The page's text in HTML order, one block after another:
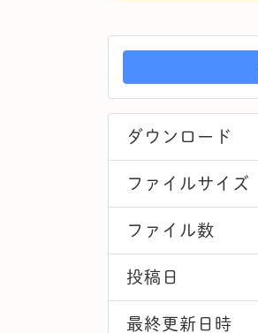
ダウンロード
ファイルサイズ
ファイル数
投稿日
最終更新日時